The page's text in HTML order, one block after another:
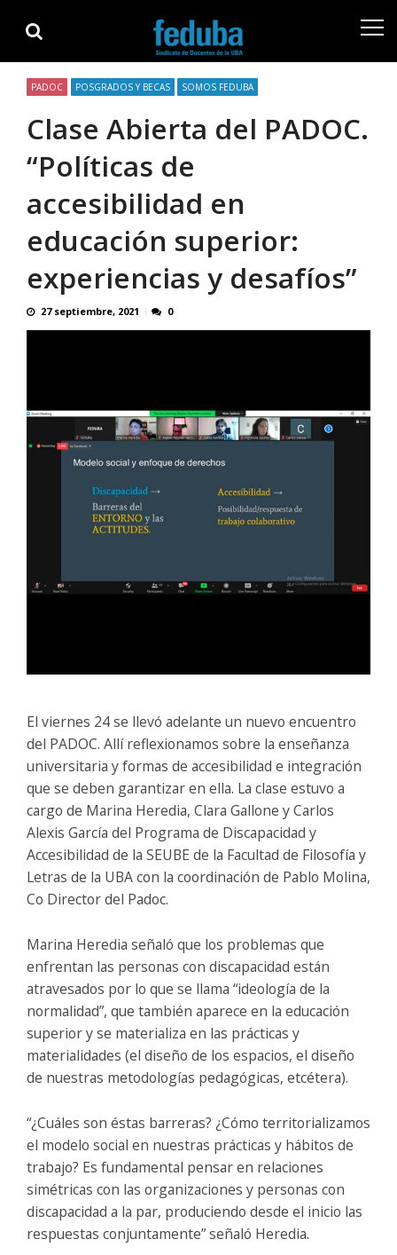
navigation
content
PADOC POSGRADOS Y BECAS SOMOS FEDUBA
Clase Abierta del PADOC.
“Políticas de
accesibilidad en
educación superior:
experiencias y desafíos”
27 septiembre, 2021 0
El viernes 24 se llevó adelante un nuevo encuentro
del PADOC. Allí reflexionamos sobre la enseñanza
universitaria y formas de accesibilidad e integración
que se deben garantizar en ella. La clase estuvo a
cargo de Marina Heredia, Clara Gallone y Carlos
Alexis García del Programa de Discapacidad y
Accesibilidad de la SEUBE de la Facultad de Filosofía y
Letras de la UBA con la coordinación de Pablo Molina,
Co Director del Padoc.
Marina Heredia señaló que los problemas que
enfrentan las personas con discapacidad están
atravesados por lo que se llama “ideología de la
normalidad”, que también aparece en la educación
superior y se materializa en las prácticas y
materialidades (el diseño de los espacios, el diseño
de nuestras metodologías pedagógicas, etcétera).
“¿Cuáles son éstas barreras? ¿Cómo territorializamos
el modelo social en nuestras prácticas y hábitos de
trabajo? Es fundamental pensar en relaciones
simétricas con las organizaciones y personas con
discapacidad a la par, produciendo desde el inicio las
respuestas conjuntamente” señaló Heredia.